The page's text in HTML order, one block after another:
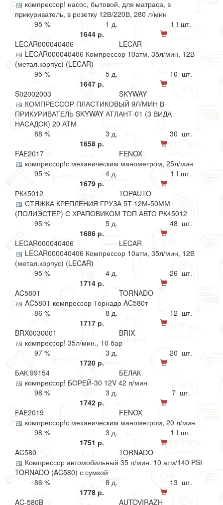
компрессор! насос, бытовой, для матраса, в
прикуриватель, в розетку 12В/220В, 280 л/мин
95 %
1 д. 1 ! шт.
1644 р.
LECAR000040406
LECAR
LECAR000040406 Компрессор 10атм, 35л/мин, 12В
(метал.корпус) (LECAR)
95 %
5 д.
10 шт.
1647 р.
S02002003
SKYWAY
КОМПРЕССОР ПЛАСТИКОВЫЙ 9Л/МИН В
ПРИКУРИВАТЕЛЬ SKYWAY АТЛАНТ-01 (3 ВИДА
НАСАДОК) 20 АТМ
88 %
3 д.
30 шт.
1658 р.
FAE2017
FENOX
компрессор!с механическим манометром, 25л/мин
95 %
4 д. 1 ! шт.
1679 р.
РК45012
TOPAUTO
СТЯЖКА КРЕПЛЕНИЯ ГРУЗА 5Т 12М-50ММ
(ПОЛИЭСТЕР) С ХРАПОВИКОМ ТОП АВТО РК45012
95 %
5 д.
48 шт.
1686 р.
LECAR000040406
LECAR
LECAR000040406 Компрессор 10атм, 35л/мин, 12В
(метал.корпус) (LECAR)
95 %
4 д.
26 шт.
1714 р.
AC580Т
TORNADO
AC580Т компрессор Торнадо AC580т
86 %
8 д.
12 шт.
1717 р.
BRX0030001
BRIX
компрессор! 35л/мин., 10 бар
97 %
3 д.
20 шт.
1720 р.
БАК.99154
БЕЛАК
компрессор! БОРЕЙ-30 12V 42 л/мин
98 %
3 д.
7 шт.
1742 р.
FAE2019
FENOX
компрессор!с механическим манометром, 20 л/мин
98 %
3 д. 1 ! шт.
1751 р.
AC580
TORNADO
Компрессор автомобильный 35 л/мин. 10 атм/140 PSI
TORNADO (AC580) с сумкой
86 %
8 д.
13 шт.
1778 р.
AC-580B
AUTOVIRAZH